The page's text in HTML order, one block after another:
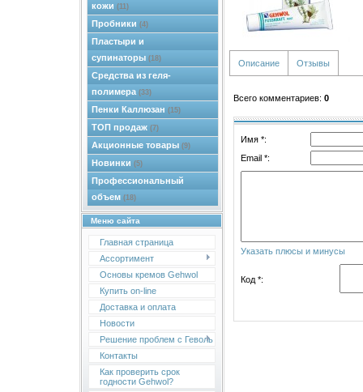
кожи (11)
Пробники (4)
Пластыри и
супинаторы (18)
Средства из геля-
полимера (33)
Пенки Каллюзан (15)
ТОП продаж (7)
Акционные товары (9)
Новинки (5)
Профессиональный
объем (18)
Меню сайта
Главная страница
Ассортимент
Основы кремов Gehwol
Купить on-line
Доставка и оплата
Новости
Решение проблем с Геволь
Контакты
Как проверить срок
годности Gehwol?
Описание Отзывы
Всего комментариев: 0
Имя *:
Email *:
Указать плюсы и минусы
Код *: